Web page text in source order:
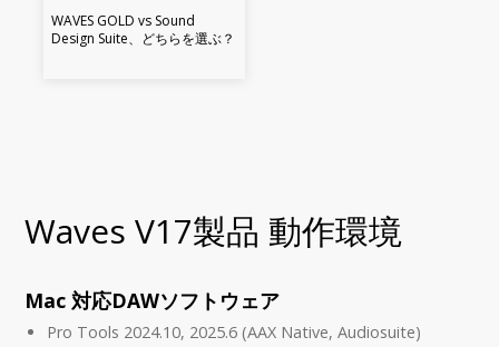
WAVES GOLD vs Sound
Design Suite、どちらを選ぶ？
Waves V17製品 動作環境
Mac 対応DAWソフトウェア
Pro Tools 2024.10, 2025.6 (AAX Native, Audiosuite)